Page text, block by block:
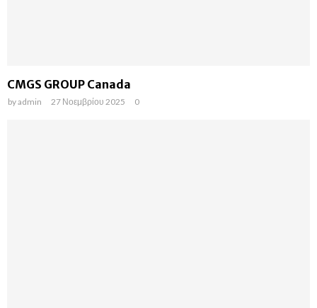
CMGS GROUP Canada
byadmin 27 Νοεμβρίου 2025 0